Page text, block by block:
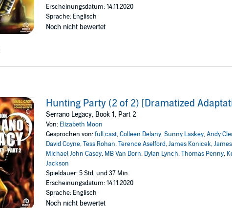
Erscheinungsdatum: 14.11.2020
Sprache: Englisch
Noch nicht bewertet
Hunting Party (2 of 2) [Dramatized
Serrano Legacy, Book 1, Part 2
Von: Elizabeth Moon
Gesprochen von:full cast,Colleen Delany,Sunny Laskey,Andy
David Coyne,Tess Rohan,Terence Aselford,James Konicek,
Michael John Casey, MB Van Dorn, Dylan Lynch,Thomas Penny,
Jackson
Spieldauer: 5 Std. und 37 Min.
Erscheinungsdatum: 14.11.2020
Sprache: Englisch
Noch nicht bewertet